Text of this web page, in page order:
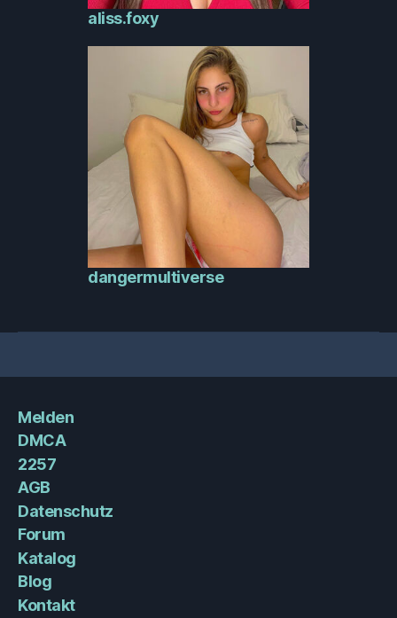
aliss.foxy
dangermultiverse
Melden
DMCA
2257
AGB
Datenschutz
Forum
Katalog
Blog
Kontakt